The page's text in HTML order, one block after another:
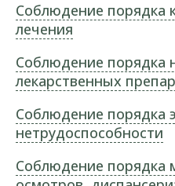
Соблюдение порядка
лечения
Соблюдение порядка
лекарственных
Соблюдение порядка
нетрудоспособности
Соблюдение порядка